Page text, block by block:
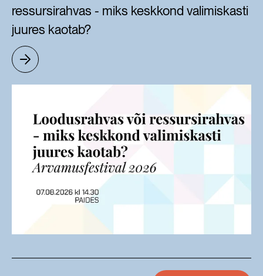
ressursirahvas - miks keskkond valimiskasti
juures kaotab?